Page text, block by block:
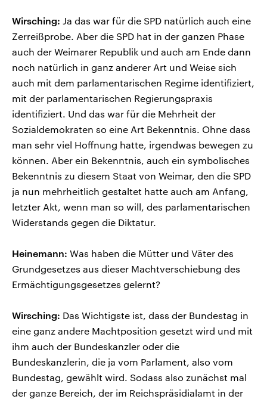
Wirsching: Ja das war für die SPD natürlich auch eine
Zerreißprobe. Aber die SPD hat in der ganzen Phase
auch der Weimarer Republik und auch am Ende dann
noch natürlich in ganz anderer Art und Weise sich
auch mit dem parlamentarischen Regime identifiziert,
mit der parlamentarischen Regierungspraxis
identifiziert. Und das war für die Mehrheit der
Sozialdemokraten so eine Art Bekenntnis. Ohne dass
man sehr viel Hoffnung hatte, irgendwas bewegen zu
können. Aber ein Bekenntnis, auch ein symbolisches
Bekenntnis zu diesem Staat von Weimar, den die SPD
ja nun mehrheitlich gestaltet hatte auch am Anfang,
letzter Akt, wenn man so will, des parlamentarischen
Widerstands gegen die Diktatur.
Heinemann: Was haben die Mütter und Väter des
Grundgesetzes aus dieser Machtverschiebung des
Ermächtigungsgesetzes gelernt?
Wirsching: Das Wichtigste ist, dass der Bundestag in
eine ganz andere Machtposition gesetzt wird und mit
ihm auch der Bundeskanzler oder die
Bundeskanzlerin, die ja vom Parlament, also vom
Bundestag, gewählt wird. Sodass also zunächst mal
der ganze Bereich, der im Reichspräsidialamt in der